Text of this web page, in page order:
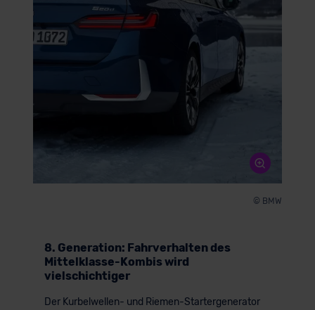
© BMW
8. Generation: Fahrverhalten des
Mittelklasse-Kombis wird
vielschichtiger
Der Kurbelwellen- und Riemen-Startergenerator